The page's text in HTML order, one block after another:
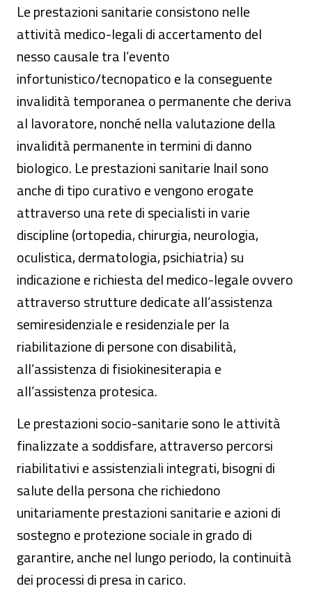
Le prestazioni sanitarie consistono nelle
attività medico-legali di accertamento del
nesso causale tra l’evento
infortunistico/tecnopatico e la conseguente
invalidità temporanea o permanente che deriva
al lavoratore, nonché nella valutazione della
invalidità permanente in termini di danno
biologico. Le prestazioni sanitarie Inail sono
anche di tipo curativo e vengono erogate
attraverso una rete di specialisti in varie
discipline (ortopedia, chirurgia, neurologia,
oculistica, dermatologia, psichiatria) su
indicazione e richiesta del medico-legale ovvero
attraverso strutture dedicate all’assistenza
semiresidenziale e residenziale per la
riabilitazione di persone con disabilità,
all’assistenza di fisiokinesiterapia e
all’assistenza protesica.
Le prestazioni socio-sanitarie sono le attività
finalizzate a soddisfare, attraverso percorsi
riabilitativi e assistenziali integrati, bisogni di
salute della persona che richiedono
unitariamente prestazioni sanitarie e azioni di
sostegno e protezione sociale in grado di
garantire, anche nel lungo periodo, la continuità
dei processi di presa in carico.